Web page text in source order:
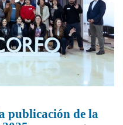
publicación de la